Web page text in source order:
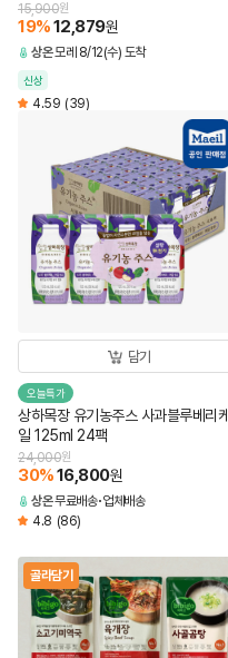
15,900원
19%12,879원
상온모레 8/12(수) 도착
신상
4.59 (39)
담기
오늘특가
상하목장 유기농주스 사과블루베리케
일 125ml 24팩
24,000원
30%16,800원
상온무료배송 업체배송
4.8 (86)
골라담기